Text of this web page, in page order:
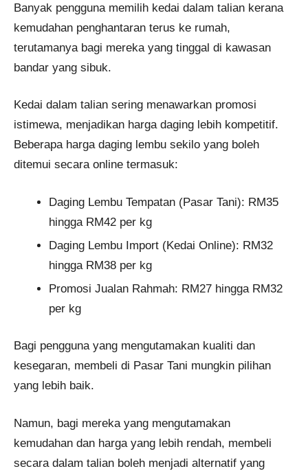
Banyak pengguna memilih kedai dalam talian kerana
kemudahan penghantaran terus ke rumah,
terutamanya bagi mereka yang tinggal di kawasan
bandar yang sibuk.
Kedai dalam talian sering menawarkan promosi
istimewa, menjadikan harga daging lebih kompetitif.
Beberapa harga daging lembu sekilo yang boleh
ditemui secara online termasuk:
Daging Lembu Tempatan (Pasar Tani): RM35
hingga RM42 per kg
Daging Lembu Import (Kedai Online): RM32
hingga RM38 per kg
Promosi Jualan Rahmah: RM27 hingga RM32
per kg
Bagi pengguna yang mengutamakan kualiti dan
kesegaran, membeli di Pasar Tani mungkin pilihan
yang lebih baik.
Namun, bagi mereka yang mengutamakan
kemudahan dan harga yang lebih rendah, membeli
secara dalam talian boleh menjadi alternatif yang